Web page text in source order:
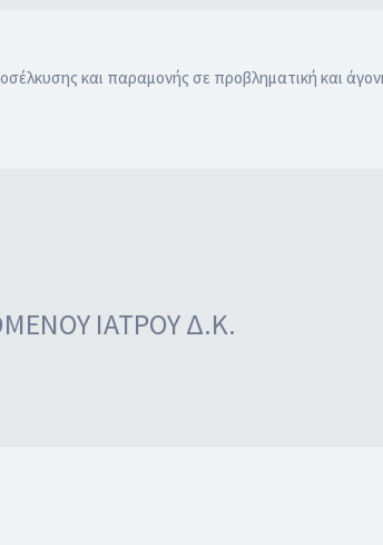
και παραμονής σε προβληματική και
ΙΑΤΡΟΥ Δ.Κ.